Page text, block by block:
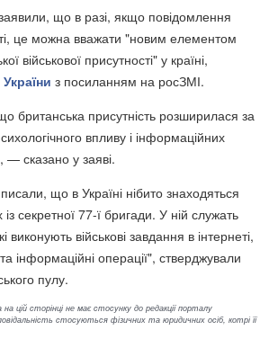
що в разі, якщо повідомлення
це можна вважати "новим елементом
військової присутності" у країні,
з посиланням на росЗМІ.
британська присутність розширилася за
впливу і інформаційних
— сказано у заяві.
що в Україні нібито знаходяться
із секретної 77-ї бригади. У ній служать
виконують військові завдання в інтернеті,
інформаційні операції", стверджували
пулу.
цій сторінці не має стосунку до редакції порталу
стосуються фізичних та юридичних осіб, котрі її